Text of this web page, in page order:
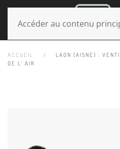
Accéder au contenu
ACCUEIL
LAON (AISNE) :
DE L’ AIR